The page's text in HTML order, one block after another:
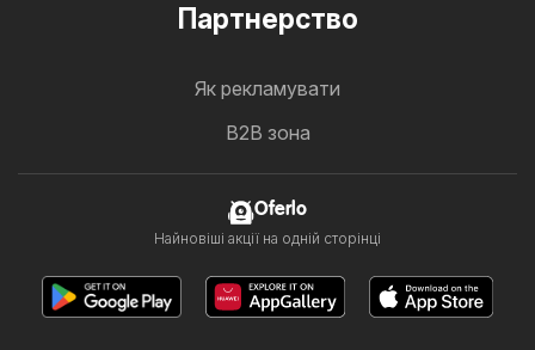
Партнерство
Як рекламувати
B2B зона
Oferlo
Найновіші акції на одній сторінці